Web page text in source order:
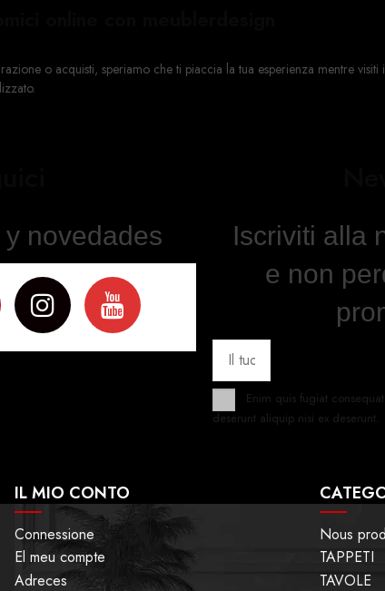
o acquisti, speriamo che ti piaccia la tua esperienza mentre
novedades
Iscriviti alla
e non
Enim quis fugiat
deserunt aliquip nisi ex deserunt.
IL MIO CONTO
Connessione
El meu compte
Adreces
Nous
TAPPETI
TAVOLE